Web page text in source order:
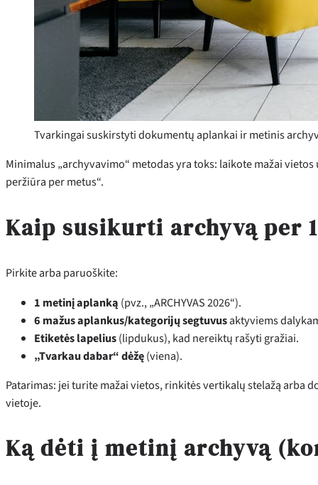
Tvarkingai suskirstyti dokumentų aplankai ir metinis
Minimalus „archyvavimo“ metodas yra toks: laikote mažai
peržiūra per metus“.
Kaip susikurti archyvą per
Pirkite arba paruoškite:
1 metinį aplanką (pvz., „ARCHYVAS 2026“).
6 mažus aplankus/kategorijų segtuvusaktyviems
Etiketės lapelius(lipdukus), kad nereiktų rašyti gražiai.
„Tvarkau dabar“ dėžę(viena).
Patarimas: jei turite mažai vietos, rinkitės vertikalų stelažą arba
vietoje.
Ką dėti į metinį archyvą